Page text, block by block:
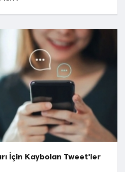
İçin Kaybolan Tweet'ler